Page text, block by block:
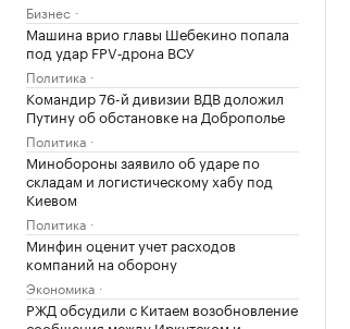
Бизнес
Машина врио главы Шебекино попала
под удар FPV‑дрона ВСУ
Политика
Командир 76-й дивизии ВДВ доложил
Путину об обстановке на Доброполье
Политика
Минобороны заявило об ударе по
складам и логистическому хабу под
Киевом
Политика
Минфин оценит учет расходов
компаний на оборону
Экономика
РЖД обсудили с Китаем возобновление